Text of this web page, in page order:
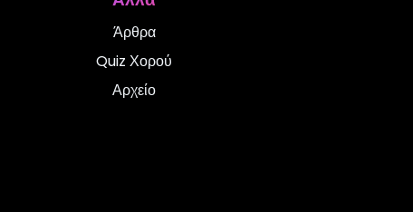
Άρθρα
Quiz Χορού
Αρχείο